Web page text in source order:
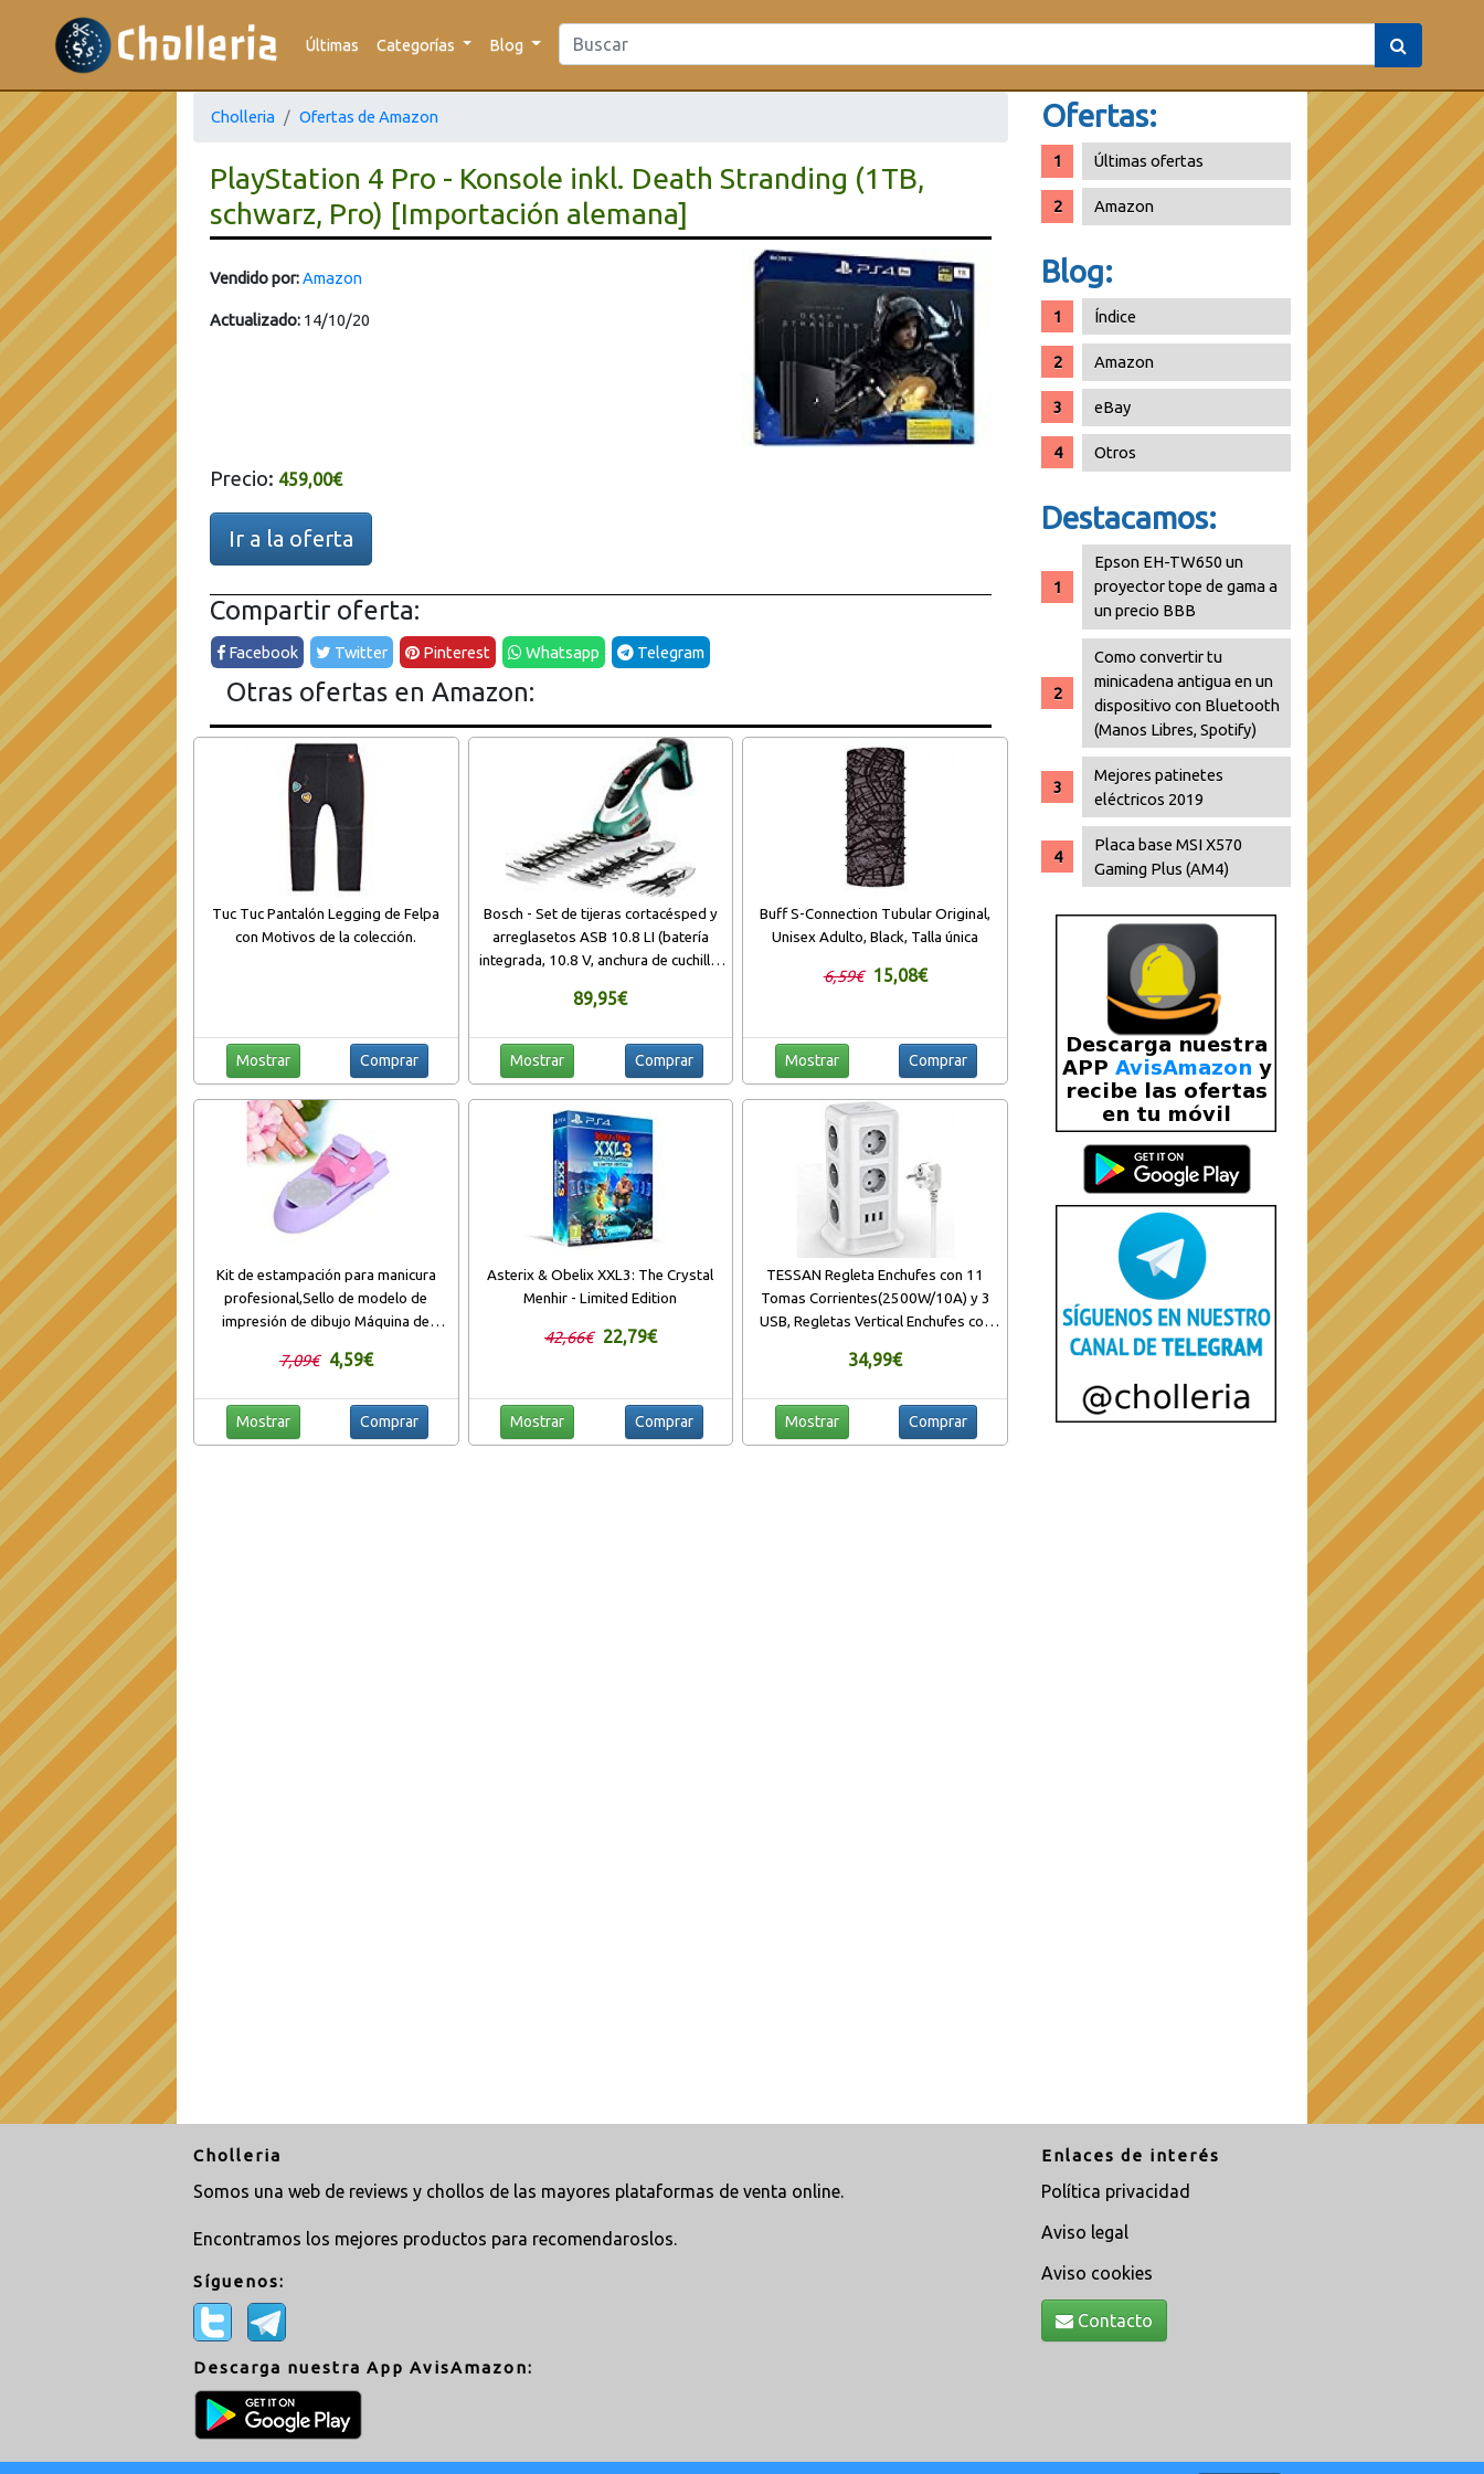
Últimas Categorías Blog
Cholleria Ofertas de Amazon
PlayStation 4 Pro - Konsole inkl. Death Stranding (1TB,
schwarz, Pro) [Importación alemana]
Vendido por:Amazon
Actualizado: 14/10/20
Precio: 459,00€
Ir a la oferta
Compartir oferta:
Facebook Twitter Pinterest Whatsapp Telegram
Otras ofertas en Amazon:
Tuc Tuc Pantalón Legging de Felpa
con Motivos de la colección.
Mostrar Comprar
Bosch - Set de tijeras cortacésped y
arreglasetos ASB 10.8 LI (batería
integrada, 10.8 V, anchura de cuchilla:
89,95€
Mostrar Comprar
Buff S-Connection Tubular Original,
Unisex Adulto, Black, Talla única
6,59€ 15,08€
Mostrar Comprar
Kit de estampación para manicura
profesional,Sello de modelo de
impresión de dibujo Máquina de
7,09€ 4,59€
Mostrar Comprar
Asterix & Obelix XXL3: The Crystal
Menhir - Limited Edition
42,66€ 22,79€
Mostrar Comprar
TESSAN Regleta Enchufes con 11
Tomas Corrientes(2500W/10A) y 3
USB, Regletas Vertical Enchufes con
Interruptor, Alargador Ladron Enchufe
34,99€
Mostrar Comprar
Ofertas:
Últimas ofertas
Amazon
Blog:
Índice
Amazon
eBay
Otros
Destacamos:
Epson EH-TW650 un
proyector tope de gama a
un precio BBB
Como convertir tu
minicadena antigua en un
dispositivo con Bluetooth
(Manos Libres, Spotify)
Mejores patinetes
eléctricos 2019
Placa base MSI X570
Gaming Plus (AM4)
Cholleria
Somos una web de reviews y chollos de las mayores plataformas de venta online.
Encontramos los mejores productos para recomendaroslos.
Síguenos:
Descarga nuestra App AvisAmazon:
Enlaces de interés
Política privacidad
Aviso legal
Aviso cookies
Contacto